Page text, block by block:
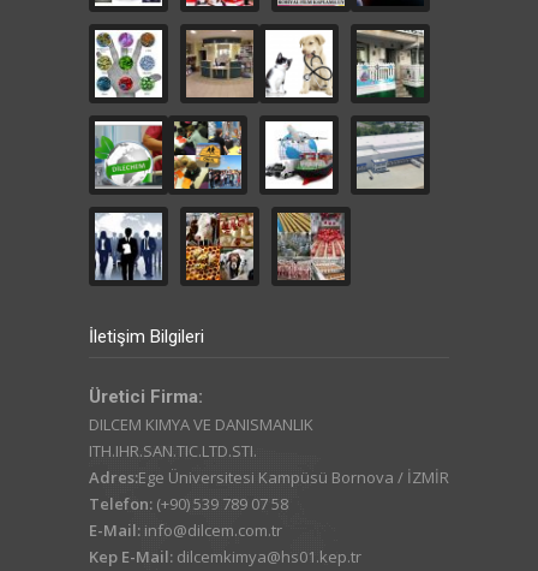
İletişim Bilgileri
Üretici Firma:
DILCEM KIMYA VE DANISMANLIK
ITH.IHR.SAN.TIC.LTD.STI.
Adres:Ege Üniversitesi Kampüsü Bornova / İZMİR
Telefon: (+90) 539 789 07 58
E-Mail: info@dilcem.com.tr
Kep E-Mail: dilcemkimya@hs01.kep.tr